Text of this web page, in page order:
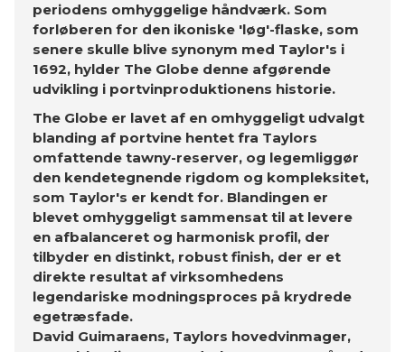
periodens omhyggelige håndværk. Som
forløberen for den ikoniske 'løg'-flaske, som
senere skulle blive synonym med Taylor's i
1692, hylder The Globe denne afgørende
udvikling i portvinproduktionens historie.
The Globe er lavet af en omhyggeligt udvalgt
blanding af portvine hentet fra Taylors
omfattende tawny-reserver, og legemliggør
den kendetegnende rigdom og kompleksitet,
som Taylor's er kendt for. Blandingen er
blevet omhyggeligt sammensat til at levere
en afbalanceret og harmonisk profil, der
tilbyder en distinkt, robust finish, der er et
direkte resultat af virksomhedens
legendariske modningsproces på krydrede
egetræsfade.
David Guimaraens, Taylors hovedvinmager,